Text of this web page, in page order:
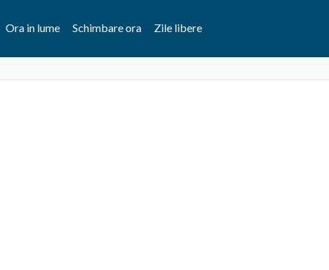
Ora in lume Schimbare ora Zile libere